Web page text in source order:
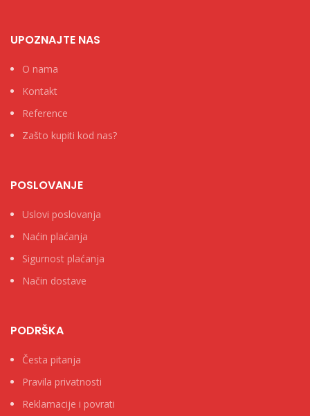
UPOZNAJTE NAS
O nama
Kontakt
Reference
Zašto kupiti kod nas?
POSLOVANJE
Uslovi poslovanja
Naćin plaćanja
Sigurnost plaćanja
Način dostave
PODRŠKA
Česta pitanja
Pravila privatnosti
Reklamacije i povrati